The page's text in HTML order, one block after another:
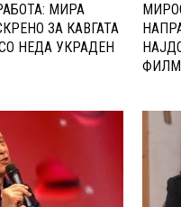
МИРА
ЗА КАВГАТА
НЕДА УКРАДЕН